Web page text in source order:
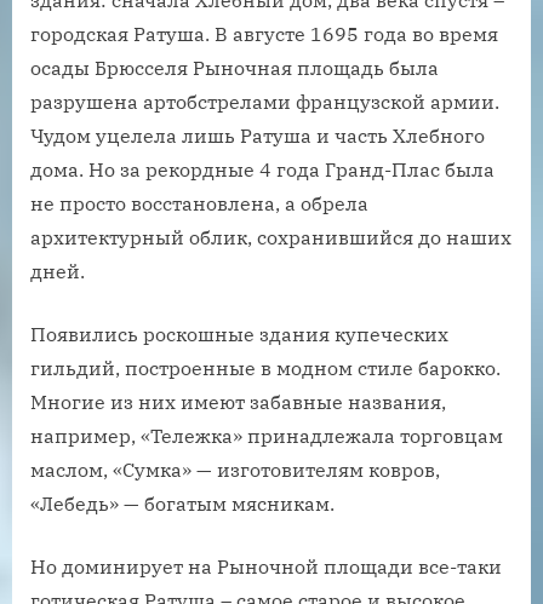
городская Ратуша. В августе 1695 года во время
осады Брюсселя Рыночная площадь была
разрушена артобстрелами французской армии.
Чудом уцелела лишь Ратуша и часть Хлебного
дома. Но за рекордные 4 года Гранд-Плас была
не просто восстановлена, а обрела
архитектурный облик, сохранившийся до наших
дней.
Появились роскошные здания купеческих
гильдий, построенные в модном стиле барокко.
Многие из них имеют забавные названия,
например, «Тележка» принадлежала торговцам
маслом, «Сумка» — изготовителям ковров,
«Лебедь» — богатым мясникам.
Но доминирует на Рыночной площади все-таки